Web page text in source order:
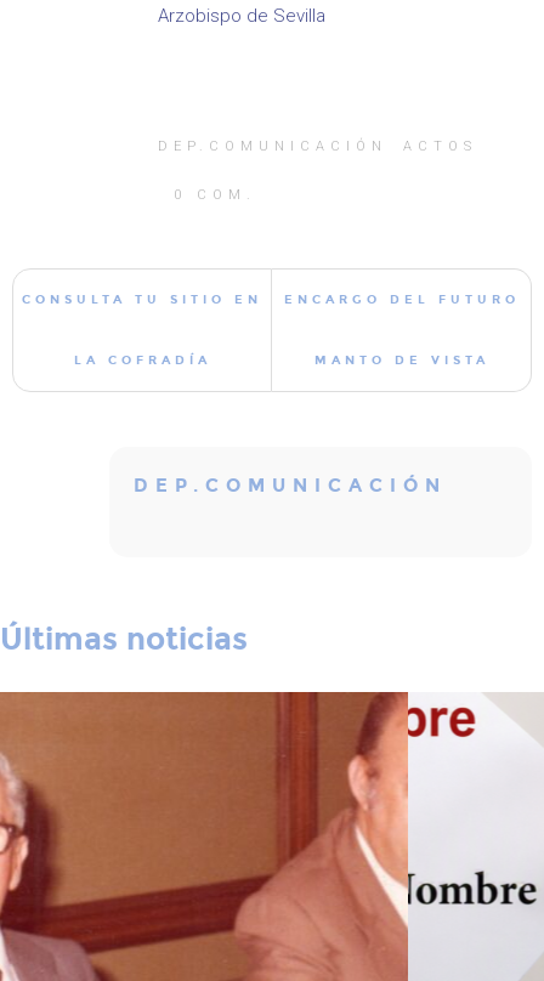
Arzobispo de Sevilla
DEP.COMUNICACIÓN ACTOS
0 COM.
CONSULTA TU SITIO EN
LA COFRADÍA
ENCARGO DEL FUTURO
MANTO DE VISTA
DEP.COMUNICACIÓN
Últimas noticias